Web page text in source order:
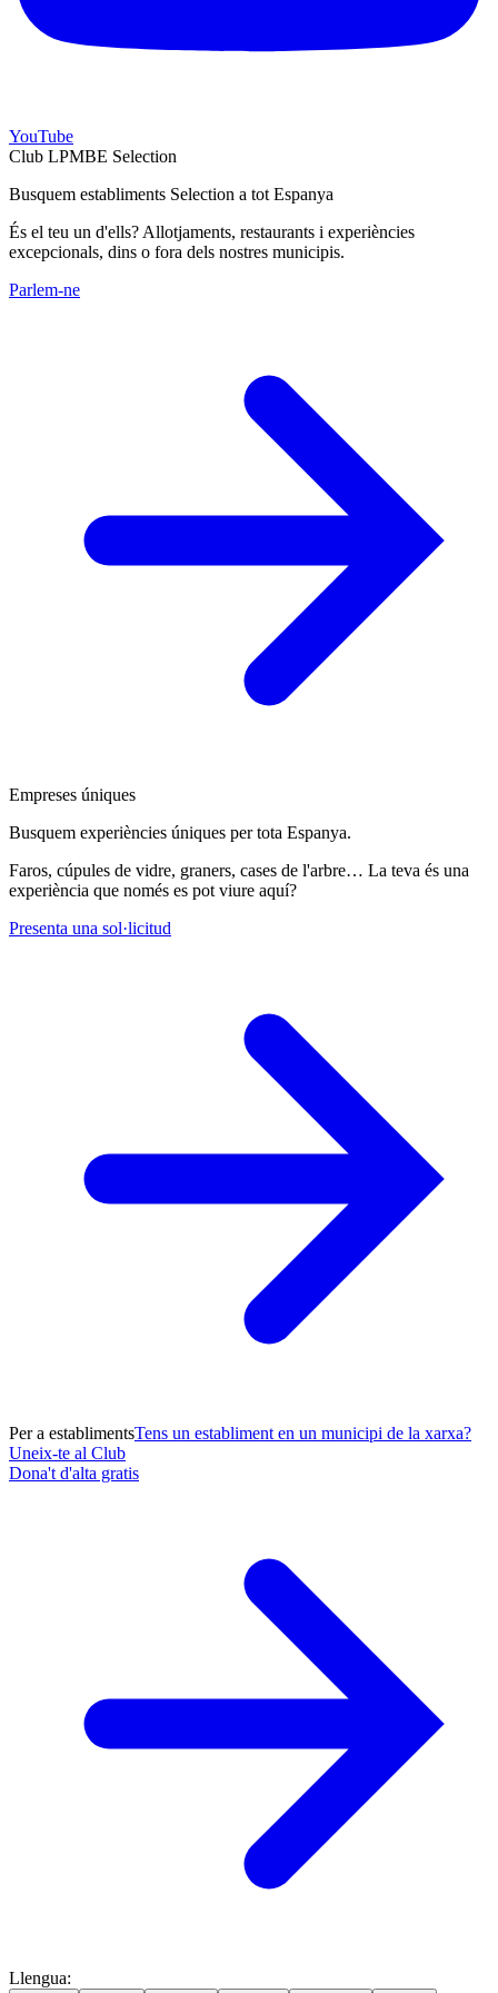
YouTube
Club LPMBE Selection
Busquem establiments Selection a tot Espanya
És el teu un d'ells? Allotjaments, restaurants i experiències
excepcionals, dins o fora dels nostres municipis.
Parlem-ne
Empreses úniques
Busquem experiències úniques per tota Espanya.
Faros, cúpules de vidre, graners, cases de l'arbre… La teva és una
experiència que només es pot viure aquí?
Presenta una sol·licitud
Per a establimentsTens un establiment en un municipi de la xarxa?
Uneix-te al Club
Dona't d'alta gratis
Llengua: